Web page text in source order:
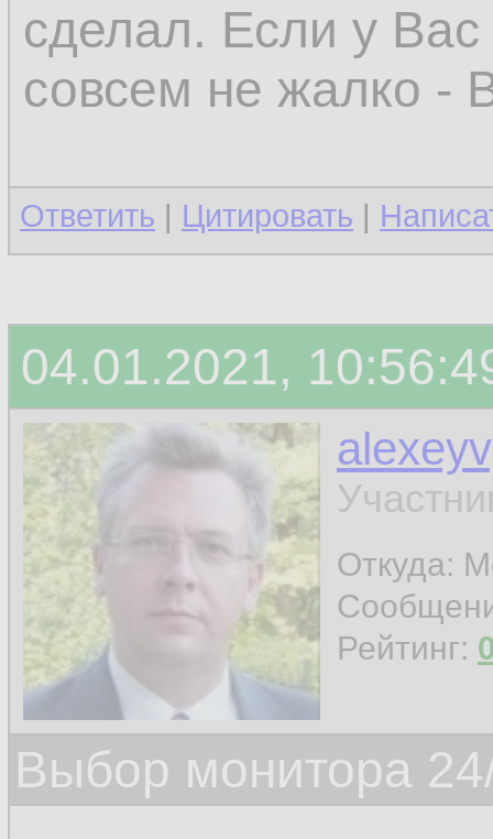
сделал. Если у
совсем не жалко -
Ответить | Цитировать |
04.01.2021,
Откуда:
Рейтинг:
Выбор монитора